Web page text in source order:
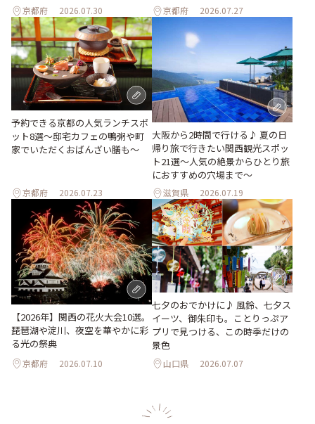
京都府 2026.07.30 京都府 2026.07.27
予約できる京都の人気ランチスポ
ット8選～邸宅カフェの鴨粥や町
家でいただくおばんざい膳も～
京都府 2026.07.23
大阪から2時間で行ける♪ 夏の日
帰り旅で行きたい関西観光スポッ
ト21選～人気の絶景からひとり旅
におすすめの穴場まで～
滋賀県 2026.07.19
【2026年】関西の花火大会10選。
琵琶湖や淀川、夜空を華やかに彩
る光の祭典
京都府 2026.07.10
七夕のおでかけに♪ 風鈴、七夕ス
イーツ、御朱印も。ことりっぷア
プリで見つける、この時季だけの
景色
山口県 2026.07.07